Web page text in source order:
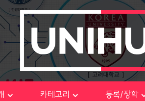
카테고리 등록/장학